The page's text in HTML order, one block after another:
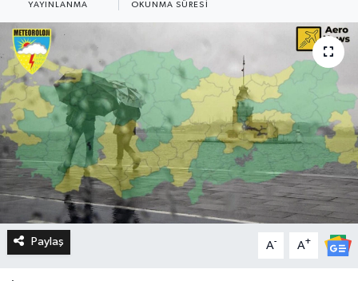
YAYINLANMA OKUNMA SÜRESI
Paylaş A- A+